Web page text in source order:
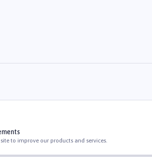
to improve our products and services.